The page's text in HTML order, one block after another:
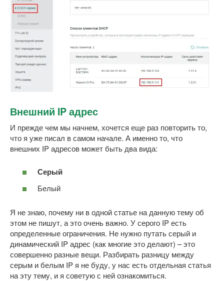
Внешний IP адрес
И прежде чем мы начнем, хочется еще раз повторить то,
что я уже писал в самом начале. А именно то, что
внешних IP адресов может быть два вида:
Серый
Белый
Я не знаю, почему ни в одной статье на данную тему об
этом не пишут, а это очень важно. У серого IP есть
определенные ограничения. Не нужно путать серый и
динамический IP адрес (как многие это делают) – это
совершенно разные вещи. Разбирать разницу между
серым и белым IP я не буду, у нас есть отдельная статья
на эту тему, и я советую с ней ознакомиться.